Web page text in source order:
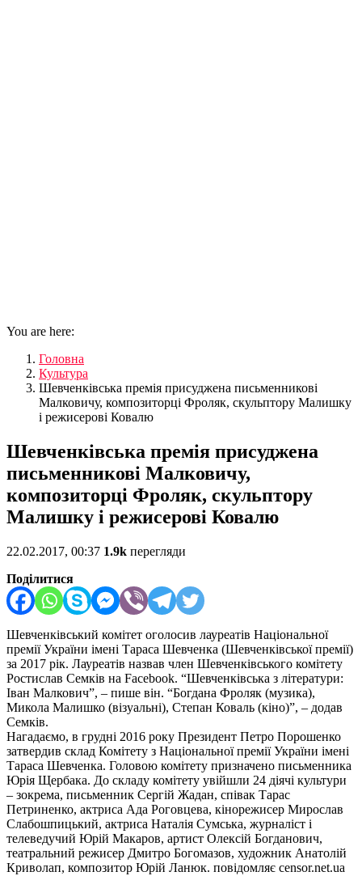
You are here:
Головна
Культура
Шевченківська премія присуджена письменникові
Малковичу, композиторці Фроляк, скульптору Малишку
і режисерові Ковалю
Шевченківська премія присуджена
письменникові Малковичу,
композиторці Фроляк, скульптору
Малишку і режисерові Ковалю
22.02.2017, 00:37 1.9k перегляди
Поділитися
Шевченківський комітет оголосив лауреатів Національної
премії України імені Тараса Шевченка (Шевченківської премії)
за 2017 рік. Лауреатів назвав член Шевченківського комітету
Ростислав Семків на Facebook. “Шевченківська з літератури:
Іван Малкович”, – пише він. “Богдана Фроляк (музика),
Микола Малишко (візуальні), Степан Коваль (кіно)”, – додав
Семків.
Нагадаємо, в грудні 2016 року Президент Петро Порошенко
затвердив склад Комітету з Національної премії України імені
Тараса Шевченка. Головою комітету призначено письменника
Юрія Щербака. До складу комітету увійшли 24 діячі культури
– зокрема, письменник Сергій Жадан, співак Тарас
Петриненко, актриса Ада Роговцева, кінорежисер Мирослав
Слабошпицький, актриса Наталія Сумська, журналіст і
телеведучий Юрій Макаров, артист Олексій Богданович,
театральний режисер Дмитро Богомазов, художник Анатолій
Криволап, композитор Юрій Ланюк. повідомляє censor.net.ua